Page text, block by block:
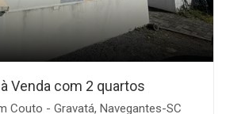
Venda com 2 quartos
Couto - Gravatá, Navegantes-SC